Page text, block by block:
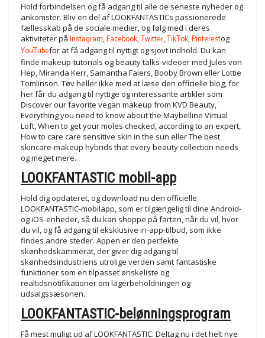
Hold forbindelsen og få adgang til alle de seneste nyheder og
ankomster. Bliv en del af LOOKFANTASTICs passionerede
fællesskab på de sociale medier, og følg med i deres
aktiviteter på Instagram,Facebook,Twitter,TikTok,Pinterestog
YouTubefor at få adgang til nyttigt og sjovt indhold. Du kan
finde makeup-tutorials og beauty talks-videoer med Jules von
Hep, Miranda Kerr, Samantha Faiers, Booby Brown eller Lottie
Tomlinson. Tøv heller ikke med at læse den officielle blog, for
her får du adgang til nyttige og interessante artikler som
Discover our favorite vegan makeup from KVD Beauty,
Everything you need to know about the Maybelline Virtual
Loft, When to get your moles checked, according to an expert,
How to care care sensitive skin in the sun eller The best
skincare-makeup hybrids that every beauty collection needs
og meget mere.
LOOKFANTASTIC mobil-app
Hold dig opdateret, og download nu den officielle
LOOKFANTASTIC-mobilapp, som er tilgængelig til dine Android-
og iOS-enheder, så du kan shoppe på farten, når du vil, hvor
du vil, og få adgang til eksklusive in-app-tilbud, som ikke
findes andre steder. Appen er den perfekte
skønhedskammerat, der giver dig adgang til
skønhedsindustriens utrolige verden samt fantastiske
funktioner som en tilpasset ønskeliste og
realtidsnotifikationer om lagerbeholdningen og
udsalgssæsonen.
LOOKFANTASTIC-belønningsprogram
Få mest muligt ud af LOOKFANTASTIC. Deltag nu i det helt nye